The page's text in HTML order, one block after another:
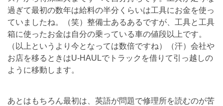
過ぎて最初の数年は給料の半分くらいは工具にお金を使っ
ていましたね。（笑）整備士あるあるですが、工具と工具
箱に使ったお金は自分の乗っている車の値段以上です。
（以上というより今となっては数倍ですね）（汗）会社や
お店を移るときはU-HAULでトラックを借りて引っ越しの
ように移動します。
あとはもちろん最初は、 英語が問題で修理所を読むのが苦